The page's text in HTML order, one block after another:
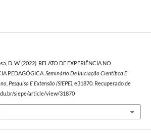
D. W. (2022). RELATO DE EXPERIÊNCIA NO
PEDAGÓGICA.Seminário De Iniciação Científica E
Pesquisa E Extensão (SIEPE), e31870. Recuperado de
siepe/article/view/31870